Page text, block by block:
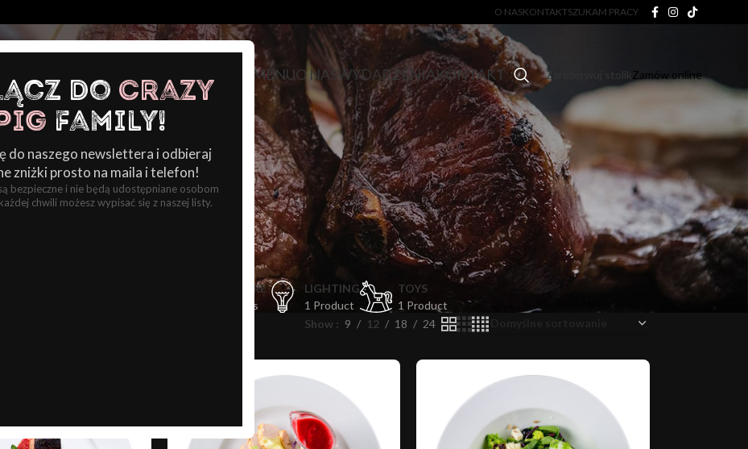
do Crazy
Family!
do naszego newslettera i odbieraj
zniżki prosto na maila i telefon!
bezpieczne i nie będą udostępniane osobom
chwili możesz wypisać się z naszej listy.
O NASKONTAKTSZUKAM PRACY
MENUO NASWYDARZENIAKONTAKT Zarezerwuj stolikZamów online
FURNITURE
5 Products
LIGHTING
1 Product
TOYS
1 Product
Show 9 12 18 24